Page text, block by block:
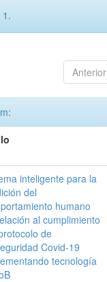
Anterior
inteligente para la
del
humano
al cumplimiento
de
Covid-19
tecnología